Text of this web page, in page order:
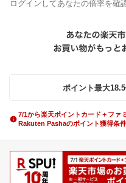
ログインしてあなたの倍率を確
ポイント最大18.5
7/1から楽天ポイントカード＋ファ
Rakuten Pashaのポイント獲得条